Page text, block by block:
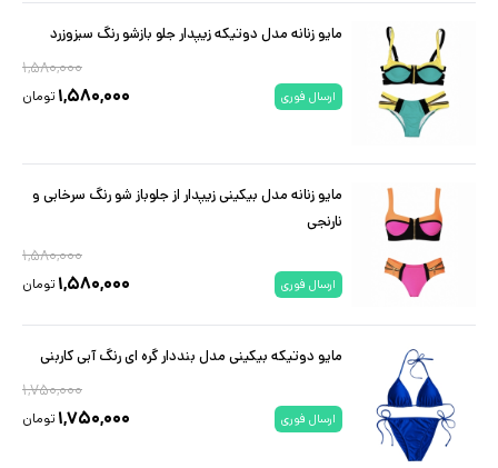
مایو زنانه مدل دوتیکه زیپدار جلو بازشو رنگ سبزوزرد
۱,۵۸۰,۰۰۰
ارسال فوری ۱,۵۸۰,۰۰۰ تومان
مایو زنانه مدل بیکینی زیپدار از جلوباز شو رنگ سرخابی و
نارنجی
۱,۵۸۰,۰۰۰
ارسال فوری ۱,۵۸۰,۰۰۰ تومان
مایو دوتیکه بیکینی مدل بنددار گره ای رنگ آبی کاربنی
۱,۷۵۰,۰۰۰
ارسال فوری ۱,۷۵۰,۰۰۰ تومان